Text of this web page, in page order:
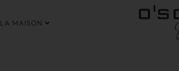
LA MAISON